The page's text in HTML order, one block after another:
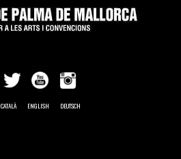
CATALÀ ENGLISH DEUTSCH